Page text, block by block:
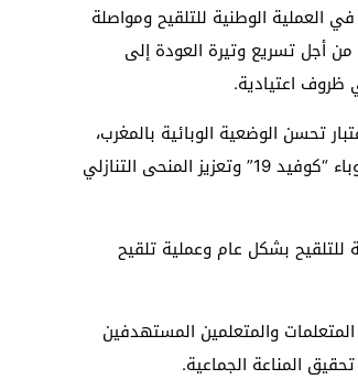
العملية الوطنية للتلقيح ومواصلة
من أجل تسريع وتيرة العودة إلى
ظروف اعتيادية.
تحسن الوضعية الوبائية بالمغرب،
بالإضافة إلى ضرورة تحصين المكتسبات المحققة في مواجهة وباء “كوفيد 19” وتعزيز المنحى التنازلي
للتلقيح بشكل عام وعملية تلقيح
والمتعلمين المستهدفين
المناعة الجماعية.